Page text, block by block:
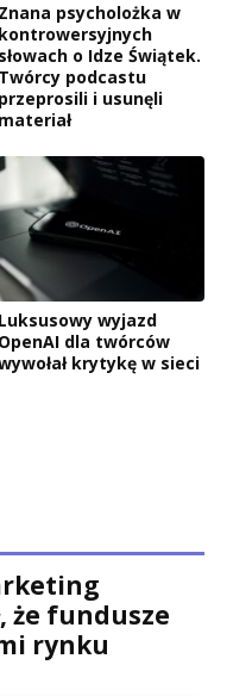
Znana psycholożka w
kontrowersyjnych
słowach o Idze Świątek.
Twórcy podcastu
przeprosili i usunęli
materiał
Luksusowy wyjazd
OpenAI dla twórców
krytykę w sieci
że fundusze
rynku